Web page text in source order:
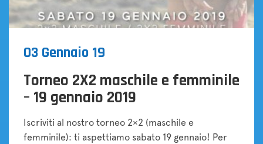
03 Gennaio 19
Torneo 2X2 maschile e femminile
– 19 gennaio 2019
Iscriviti al nostro torneo 2×2 (maschile e
femminile): ti aspettiamo sabato 19 gennaio! Per